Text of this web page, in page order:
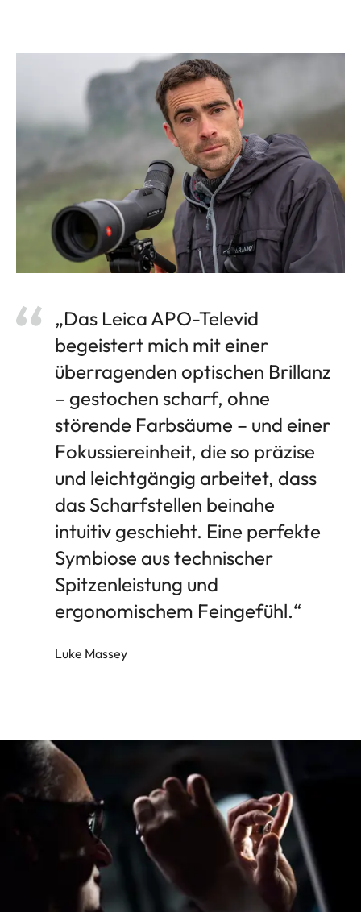
„Das Leica APO-Televid
begeistert mich mit einer
überragenden optischen Brillanz
– gestochen scharf, ohne
störende Farbsäume – und einer
Fokussiereinheit, die so präzise
und leichtgängig arbeitet, dass
das Scharfstellen beinahe
intuitiv geschieht. Eine perfekte
Symbiose aus technischer
Spitzenleistung und
ergonomischem Feingefühl.“
Luke Massey